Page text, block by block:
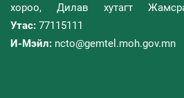
хороо, Дилав хутагт
Утас: 77115111
И-Мэйл: ncto@gemtel.moh.gov.mn